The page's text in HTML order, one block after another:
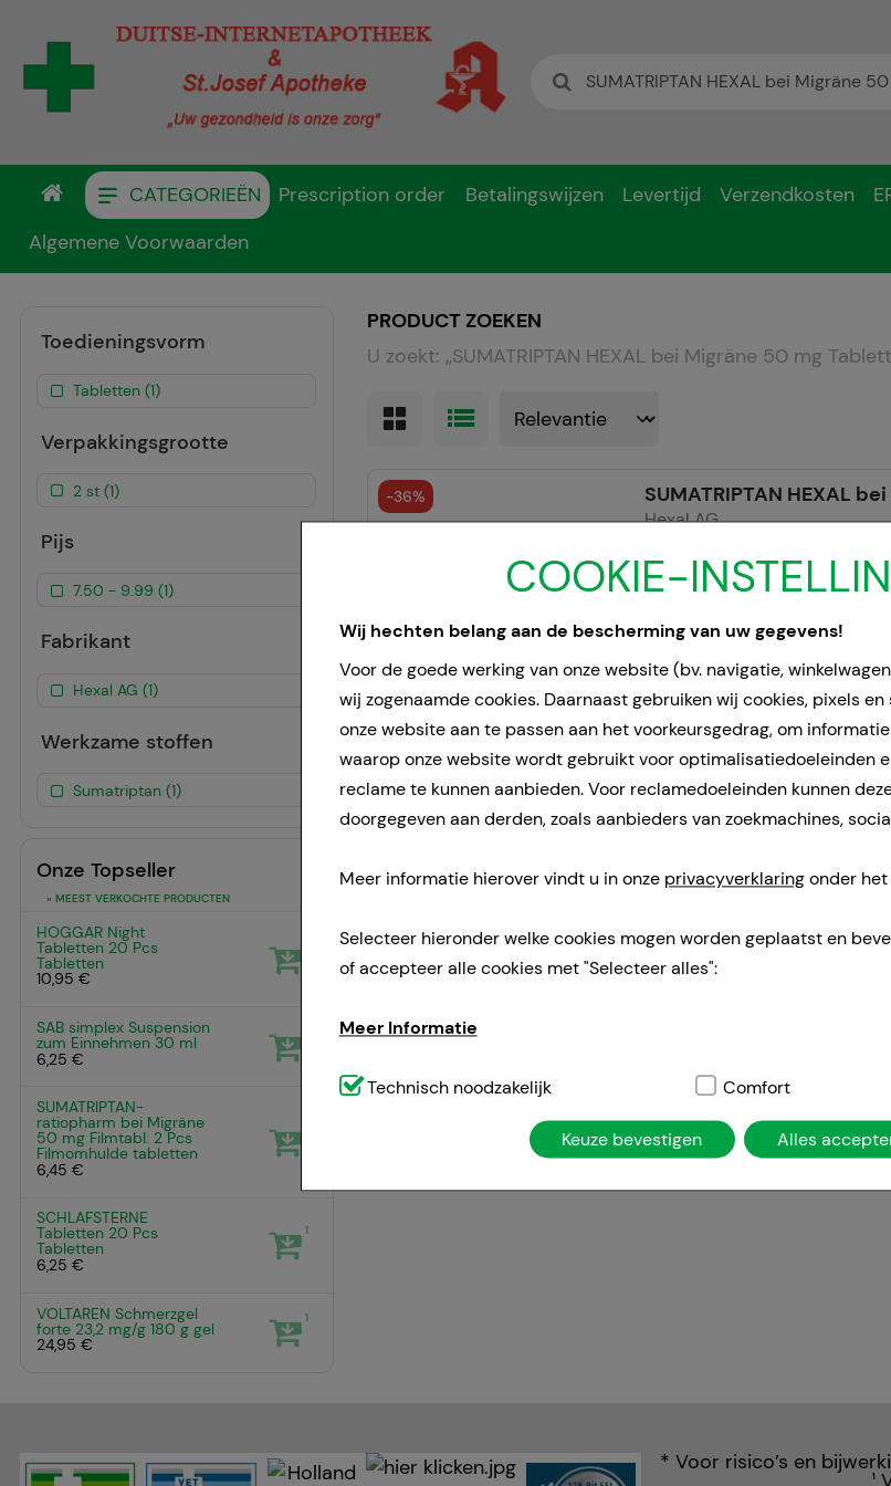
COOKIE-
Wij hechten belang aan de bescherming van uw gegevens!
Voor de goede werking van onze website (bv. navigatie,
wij zogenaamde cookies. Daarnaast gebruiken wij cookies, pixels
onze website aan te passen aan het voorkeursgedrag, om
waarop onze website wordt gebruikt voor optimalisatiedoeleinden
reclame te kunnen aanbieden. Voor reclamedoeleinden kunnen
doorgegeven aan derden, zoals aanbieders van zoekmachines,
Meer informatie hierover vindt u in onze privacyverklaringonder
Selecteer hieronder welke cookies mogen worden geplaatst en
of accepteer alle cookies met "Selecteer alles":
Meer Informatie
Technisch noodzakelijk:Dit zijn cookies die noodzakelijk zijn voor
website (bv. navigatie, winkelwagentje, klantenaccount), daarom
zoals Google of sociale media.
Technisch noodzakelijk Comfort
Keuze bevestigen Alles
CATEGORIEËN Prescription order Betalingswijzen Levertijd Verzendkosten
Algemene Voorwaarden
PRODUCT ZOEKEN
U zoekt: „SUMATRIPTAN HEXAL bei Migräne 50 mg
SUMATRIPTAN HEXAL
Hexal AG
Tabletten
Doorgaans gereed voor
-36%
Toedieningsvorm
Tabletten (1)
Verpakkingsgrootte
2 st (1)
Pijs
7.50 - 9.99 (1)
Fabrikant
Hexal AG (1)
Werkzame stoffen
Sumatriptan (1)
Onze Topseller
» MEEST VERKOCHTE PRODUCTEN
HOGGAR Night
Tabletten 20 Pcs
Tabletten
10,95 €
SAB simplex Suspension
zum Einnehmen30 ml
6,25 €
SUMATRIPTAN-
ratiopharm bei Migräne
50 mg Filmtabl. 2 Pcs
Filmomhulde tabletten
6,45 €
SCHLAFSTERNE
Tabletten 20 Pcs
Tabletten
6,25 €
1
VOLTAREN Schmerzgel
forte 23,2 mg/g180 ggel
24,95 €
1
* Voor risico’s en
1